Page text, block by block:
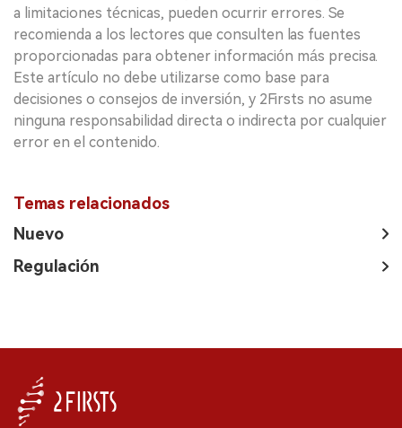
a limitaciones técnicas, pueden ocurrir errores. Se
recomienda a los lectores que consulten las fuentes
proporcionadas para obtener información más precisa.
Este artículo no debe utilizarse como base para
decisiones o consejos de inversión, y 2Firsts no asume
ninguna responsabilidad directa o indirecta por cualquier
error en el contenido.
Temas relacionados
Nuevo
Regulación